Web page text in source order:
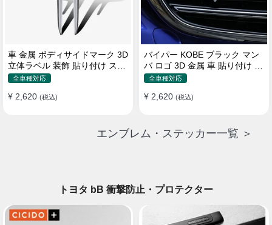
車 金属 ボディサイドマーク 3D
立体ラベル 装飾 貼り付け ステ
ッカー
全車種対応
¥ 2,620 (税込)
バイパー KOBE ブラック マン
バ ロゴ 3D 金属 車 貼り付け 装
飾 ステッカー
全車種対応
¥ 2,620 (税込)
エンブレム・ステッカー一覧 ＞
トヨタ bB 衝撃防止・プロテクター